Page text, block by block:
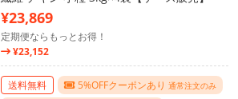
¥23,869
定期便ならもっとお得！
¥23,152
送料無料 5%OFFクーポンあり 通常注文のみ